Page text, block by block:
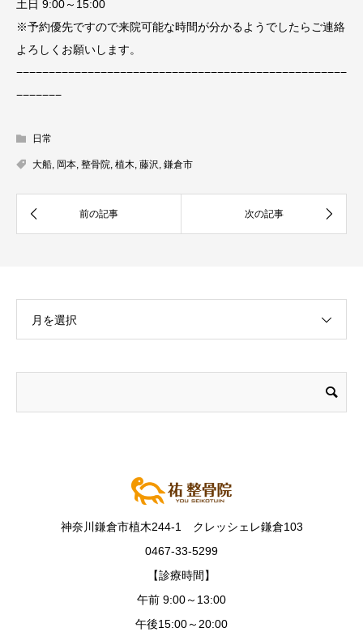
土日 9:00～15:00
※予約優先ですので来院可能な時間が分かるようでしたらご連絡
よろしくお願いします。
−−−−−−−−−−−−−−−−−−−−−−−−−−−−−−−−−−−−−−−−−−−−−−−−−−−
−−−−−−−
日常
大船, 岡本, 整骨院, 植木, 藤沢, 鎌倉市
月を選択
神奈川鎌倉市植木244-1 クレッシェレ鎌倉103
0467-33-5299
【診療時間】
午前 9:00～13:00
午後15:00～20:00